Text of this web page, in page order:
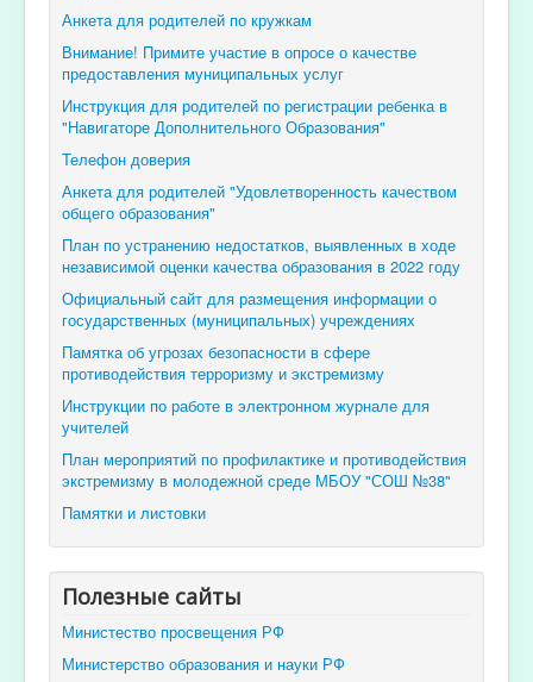
Анкета для родителей по кружкам
Внимание! Примите участие в опросе о качестве
предоставления муниципальных услуг
Инструкция для родителей по регистрации ребенка в
"Навигаторе Дополнительного Образования"
Телефон доверия
Анкета для родителей "Удовлетворенность качеством
общего образования"
План по устранению недостатков, выявленных в ходе
независимой оценки качества образования в 2022 году
Официальный сайт для размещения информации о
государственных (муниципальных) учреждениях
Памятка об угрозах безопасности в сфере
противодействия терроризму и экстремизму
Инструкции по работе в электронном журнале для
учителей
План мероприятий по профилактике и противодействия
экстремизму в молодежной среде МБОУ "СОШ №38"
Памятки и листовки
Полезные сайты
Министество просвещения РФ
Министерство образования и науки РФ